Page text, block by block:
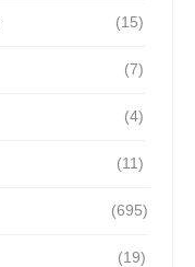
(15)
(7)
(4)
(11)
(695)
(19)